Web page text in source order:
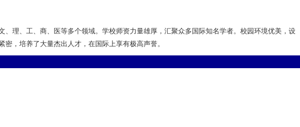
理、工、商、医等多个领域。学校师资力量雄厚，汇聚众多国际知名学者。校园环境优美，设
，培养了大量杰出人才，在国际上享有极高声誉。